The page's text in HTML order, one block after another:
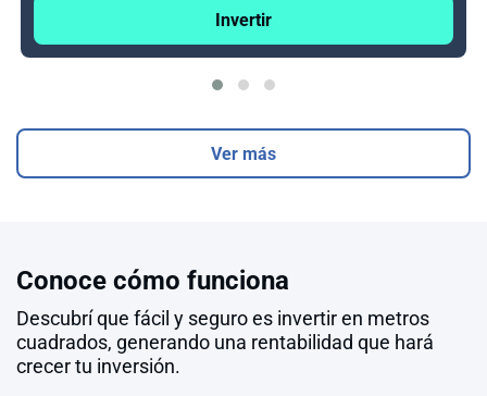
Invertir
Ver más
Conoce cómo funciona
Descubrí que fácil y seguro es invertir en metros
cuadrados, generando una rentabilidad que hará
crecer tu inversión.